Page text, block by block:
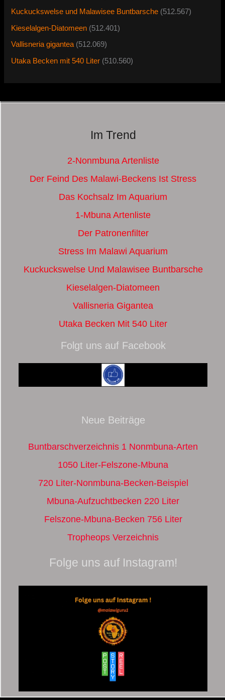
Kuckuckswelse und Malawisee Buntbarsche (512.567)
Kieselalgen-Diatomeen (512.401)
Vallisneria gigantea (512.069)
Utaka Becken mit 540 Liter (510.560)
Im Trend
2-Nonmbuna Artenliste
Der Feind Des Malawi-Beckens Ist Stress
Das Kochsalz Im Aquarium
1-Mbuna Artenliste
Der Patronenfilter
Stress Im Malawi Aquarium
Kuckuckswelse Und Malawisee Buntbarsche
Kieselalgen-Diatomeen
Vallisneria Gigantea
Utaka Becken Mit 540 Liter
Folgt uns auf Facebook
Neue Beiträge
Buntbarschverzeichnis 1 Nonmbuna-Arten
1050 Liter-Felszone-Mbuna
720 Liter-Nonmbuna-Becken-Beispiel
Mbuna-Aufzuchtbecken 220 Liter
Felszone-Mbuna-Becken 756 Liter
Tropheops Verzeichnis
Folge uns auf Instagram!